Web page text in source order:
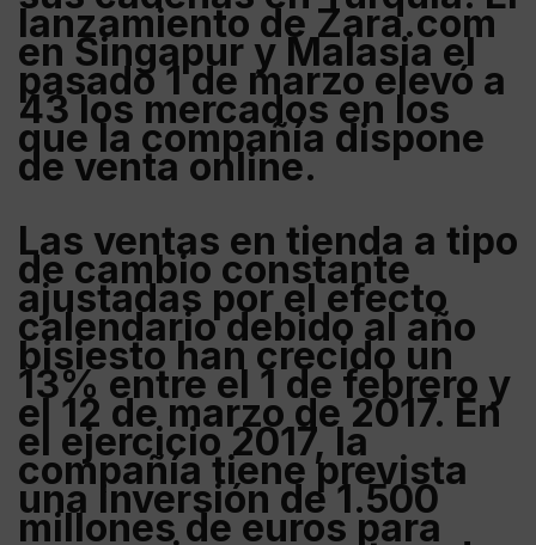
lanzamiento de Zara.com
enSingapuryMalasia el
pasado 1 de marzo elevó a
43 los mercados en los
que la compañía dispone
de venta online.
Las ventas en tienda a tipo
de cambio constante
ajustadas por el efecto
calendario debido al año
bisiesto han crecido un
13% entre el 1 de febrero y
el 12 de marzo de 2017. En
el ejercicio 2017, la
compañía tiene prevista
una inversión de 1.500
millones de euros para